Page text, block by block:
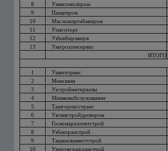
8
Узмясомолпром
9
Пищепром
10
Масложиртабакпром
11
Уззаготорг
12
Узбекбирлашув
13
Узагрохимсервис
ИТОГО
1
Узавтотранс
2
Минсвязи
3
Узстройматериалы
4
Минкомобслуживание
5
Ташгорпасстранс
6
Узглавстройдревпром
7
Госкомархитектстрой
8
Узбектранстрой
9
Ташжилинвестстрой
10
Узпромгражданстрой